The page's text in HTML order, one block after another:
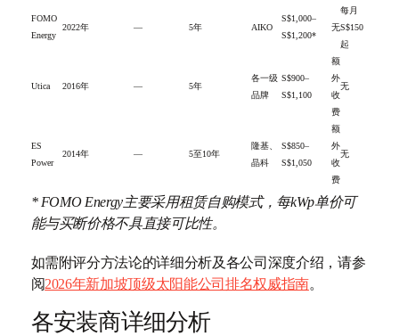
FOMO
Energy
2022年 — 5年 AIKO
S$1,000–
S$1,200*
无
每月
S$150
起
Utica 2016年 — 5年
各一级
品牌
S$900–
S$1,100
额
外
收
费
无
ES
Power
2014年 — 5至10年
隆基、
晶科
S$850–
S$1,050
额
外
收
费
无
* FOMO Energy主要采用租赁自购模式，每kWp单价可
能与买断价格不具直接可比性。
如需附评分方法论的详细分析及各公司深度介绍，请参
阅2026年新加坡顶级太阳能公司排名权威指南。
各安装商详细分析